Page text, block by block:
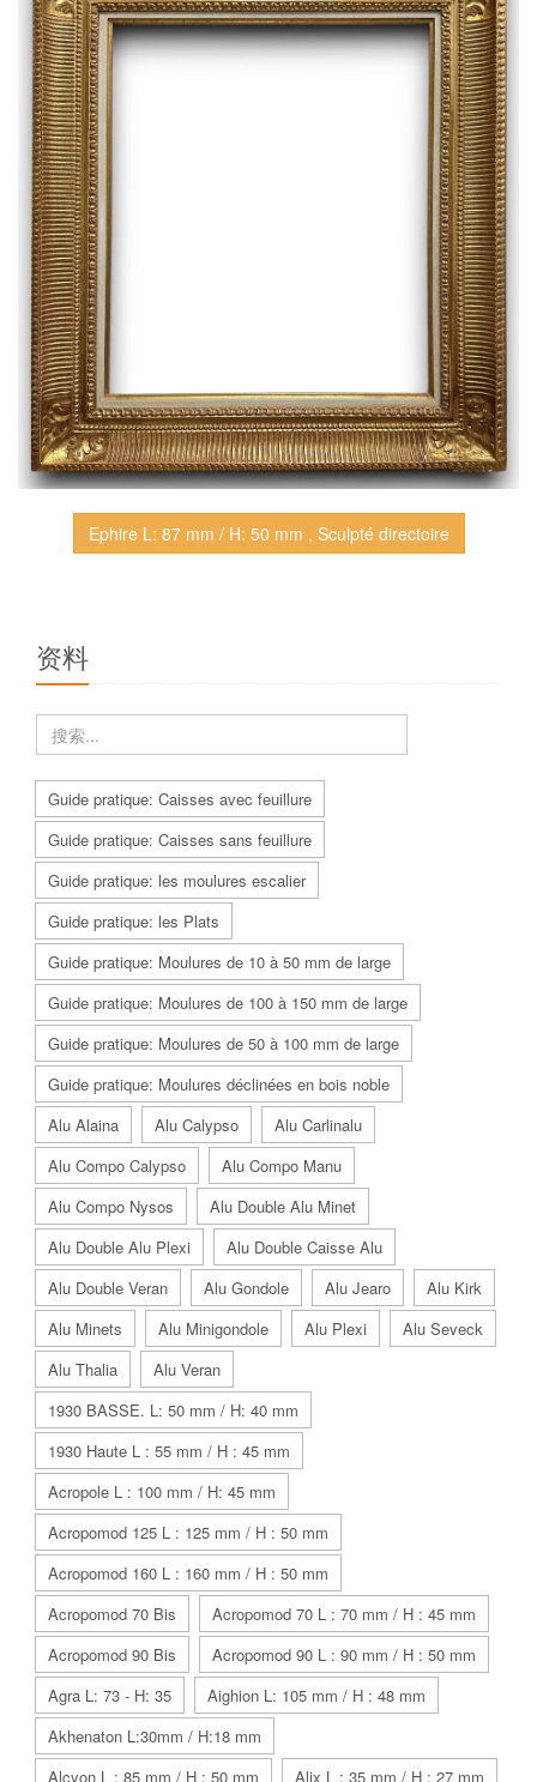
Ephire L: 87 mm / H: 50 mm , Sculpté directoire
资料
Guide pratique: Caisses avec feuillure
Guide pratique: Caisses sans feuillure
Guide pratique: les moulures escalier
Guide pratique: les Plats
Guide pratique: Moulures de 10 à 50 mm de large
Guide pratique: Moulures de 100 à 150 mm de large
Guide pratique: Moulures de 50 à 100 mm de large
Guide pratique: Moulures déclinées en bois noble
Alu Alaina
Alu Calypso
Alu Carlinalu
Alu Compo Calypso
Alu Compo Manu
Alu Compo Nysos
Alu Double Alu Minet
Alu Double Alu Plexi
Alu Double Caisse Alu
Alu Double Veran
Alu Gondole Alu Jearo
Alu Kirk
Alu Minets
Alu Minigondole Alu Plexi
Alu Seveck
Alu Thalia
Alu Veran
1930 BASSE. L: 50 mm / H: 40 mm
1930 Haute L : 55 mm / H : 45 mm
Acropole L : 100 mm / H: 45 mm
Acropomod 125 L : 125 mm / H : 50 mm
Acropomod 160 L : 160 mm / H : 50 mm
Acropomod 70 Bis
Acropomod 70 L : 70 mm / H : 45 mm
Acropomod 90 Bis
Acropomod 90 L : 90 mm / H : 50 mm
Agra L: 73 - H: 35
Aighion L: 105 mm / H : 48 mm
Akhenaton L:30mm / H:18 mm
Alcyon L : 85 mm / H : 50 mm
Alix L : 35 mm / H : 27 mm